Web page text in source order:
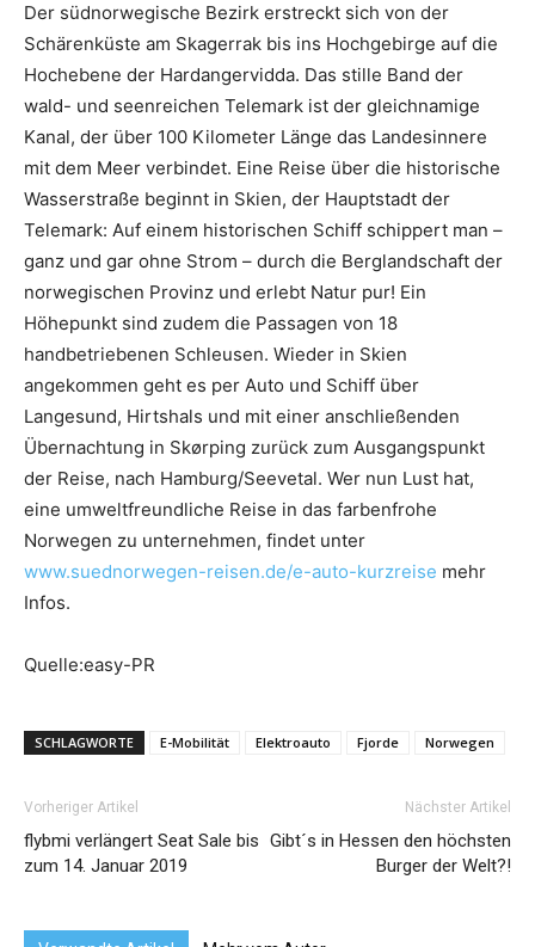
Der südnorwegische Bezirk erstreckt sich von der
Schärenküste am Skagerrak bis ins Hochgebirge auf die
Hochebene der Hardangervidda. Das stille Band der
wald- und seenreichen Telemark ist der gleichnamige
Kanal, der über 100 Kilometer Länge das Landesinnere
mit dem Meer verbindet. Eine Reise über die historische
Wasserstraße beginnt in Skien, der Hauptstadt der
Telemark: Auf einem historischen Schiff schippert man –
ganz und gar ohne Strom – durch die Berglandschaft der
norwegischen Provinz und erlebt Natur pur! Ein
Höhepunkt sind zudem die Passagen von 18
handbetriebenen Schleusen. Wieder in Skien
angekommen geht es per Auto und Schiff über
Langesund, Hirtshals und mit einer anschließenden
Übernachtung in Skørping zurück zum Ausgangspunkt
der Reise, nach Hamburg/Seevetal. Wer nun Lust hat,
eine umweltfreundliche Reise in das farbenfrohe
Norwegen zu unternehmen, findet unter
www.suednorwegen-reisen.de/e-auto-kurzreise mehr
Infos.
Quelle:easy-PR
SCHLAGWORTE E-Mobilität Elektroauto Fjorde Norwegen
Vorheriger Artikel
flybmi verlängert Seat Sale bis
zum 14. Januar 2019
Nächster Artikel
Gibt´s in Hessen den höchsten
Burger der Welt?!